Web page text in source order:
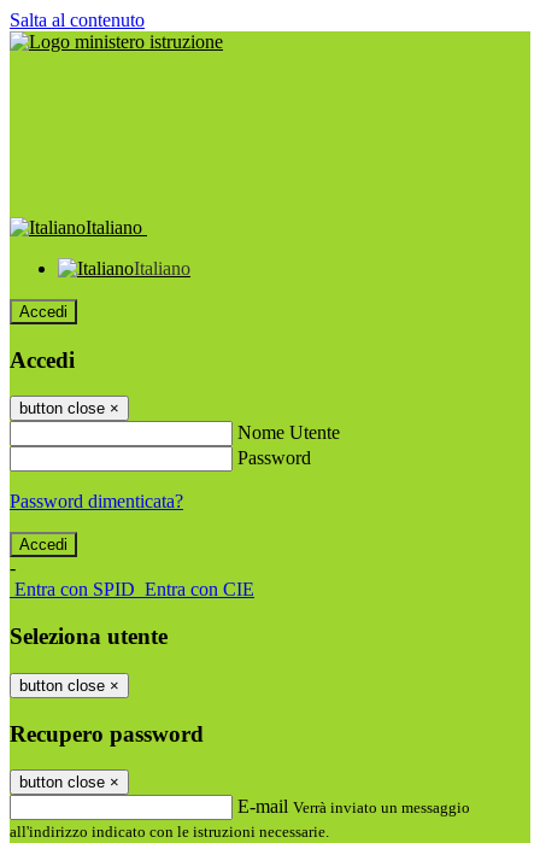
Salta al contenuto
Italiano
Italiano
Accedi
Accedi
button close ×
Nome Utente
Password
Password dimenticata?
-
Entra con SPID Entra con CIE
Seleziona utente
button close ×
Recupero password
button close ×
E-mail Verrà inviato un messaggio
all'indirizzo indicato con le istruzioni necessarie.